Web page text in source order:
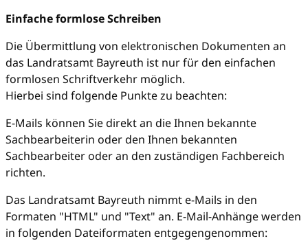
Einfache formlose Schreiben
Die Übermittlung von elektronischen Dokumenten an
das Landratsamt Bayreuth ist nur für den einfachen
formlosen Schriftverkehr möglich.
Hierbei sind folgende Punkte zu beachten:
E-Mails können Sie direkt an die Ihnen bekannte
Sachbearbeiterin oder den Ihnen bekannten
Sachbearbeiter oder an den zuständigen Fachbereich
richten.
Das Landratsamt Bayreuth nimmt e-Mails in den
Formaten "HTML" und "Text" an. E-Mail-Anhänge werden
in folgenden Dateiformaten entgegengenommen: